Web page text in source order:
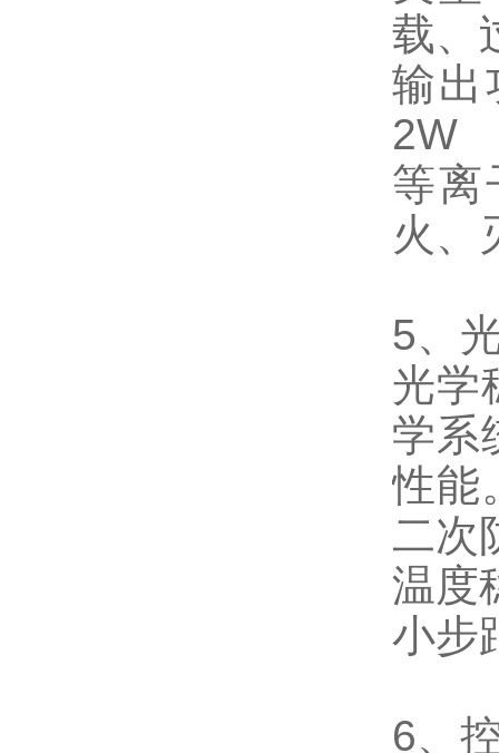
载、
输出
2W
等离
火、
5、
光学
学系
性能
二次
温度
小步
6、